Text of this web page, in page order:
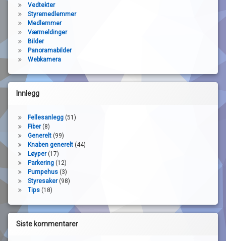
Vedtekter
Styremedlemmer
Medlemmer
Værmeldinger
Bilder
Panoramabilder
Webkamera
Innlegg
Fellesanlegg(51)
Fiber(8)
Generelt(99)
Knaben generelt(44)
Løyper(17)
Parkering(12)
Pumpehus(3)
Styresaker(98)
Tips(18)
Siste kommentarer